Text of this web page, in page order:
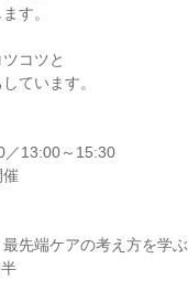
す。
コツと
ています。
／13:00～15:30
先端ケアの考え方を学ぶ